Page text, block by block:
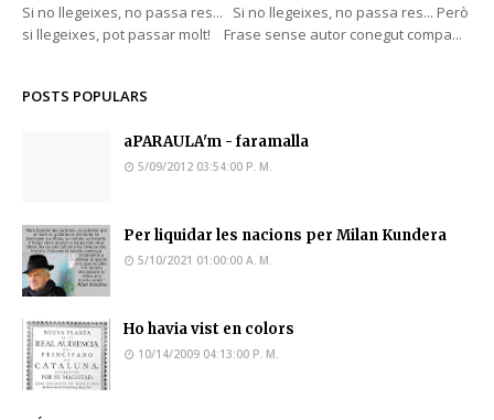
Si no llegeixes, no passa res... Si no llegeixes, no passa res... Però
si llegeixes, pot passar molt! Frase sense autor conegut compa...
POSTS POPULARS
aPARAULA'm - faramalla
5/09/2012 03:54:00 P. M.
Per liquidar les nacions per Milan Kundera
5/10/2021 01:00:00 A. M.
Ho havia vist en colors
10/14/2009 04:13:00 P. M.